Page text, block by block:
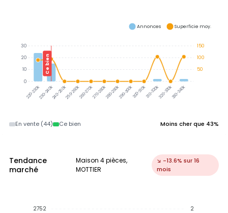
220-230k230-240k240-250k250-260k260-270k270-280k280-290k290-300k300-310k310-320k320-330k330-340k
Ce bien
150
100
50
30
20
10
0
Annonces Superficie moy.
En vente (44) Ce bien Moins cher que 43%
Tendance
marché
Maison 4 pièces,
MOTTIER
↘ -13.6% sur 16
mois
2
2752